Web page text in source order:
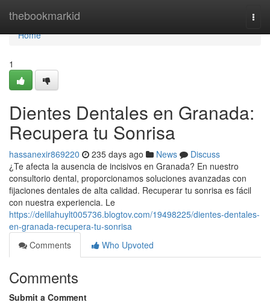
thebookmarkid
Home
Home
1
Dientes Dentales en Granada:
Recupera tu Sonrisa
hassanexir869220 235 days ago News
Discuss
¿Te afecta la ausencia de incisivos en Granada? En nuestro
consultorio dental, proporcionamos soluciones avanzadas con
fijaciones dentales de alta calidad. Recuperar tu sonrisa es fácil
con nuestra experiencia. Le
https://delilahuylt005736.blogtov.com/19498225/dientes-dentales-
en-granada-recupera-tu-sonrisa
Comments
Who Upvoted
Comments
Submit a Comment